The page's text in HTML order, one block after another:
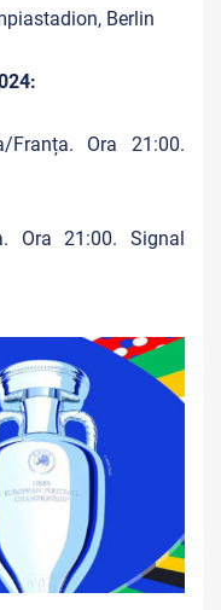
Berlin
Franța. Ora 21:00.
Ora 21:00. Signal